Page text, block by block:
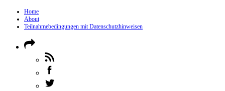
Home
About
Teilnahmebedingungen mit Datenschutzhinweisen